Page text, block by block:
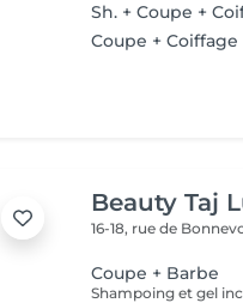
Sh. + Coupe +
Coupe + Coiffage
Beauty Taj
16-18, rue de
Coupe + Barbe
Shampoing et gel